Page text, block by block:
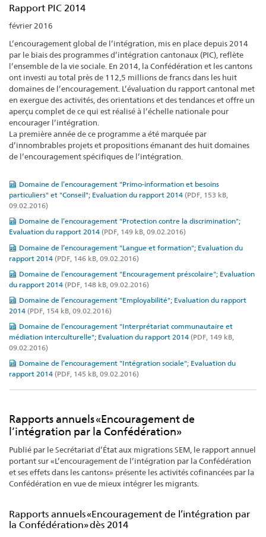
Rapport PIC 2014
février 2016
L’encouragement global de l’intégration, mis en place depuis 2014
par le biais des programmes d’intégration cantonaux (PIC), reflète
l’ensemble de la vie sociale. En 2014, la Confédération et les cantons
ont investi au total près de 112,5 millions de francs dans les huit
domaines de l’encouragement. L’évaluation du rapport cantonal met
en exergue des activités, des orientations et des tendances et offre un
aperçu complet de ce qui est réalisé à l’échelle nationale pour
encourager l’intégration.
La première année de ce programme a été marquée par
d’innombrables projets et propositions émanant des huit domaines
de l’encouragement spécifiques de l’intégration.
Domaine de l’encouragement "Primo-information et besoins
particuliers" et "Conseil"; Evaluation du rapport 2014 (PDF, 153 kB,
09.02.2016)
Domaine de l’encouragement "Protection contre la discrimination";
Evaluation du rapport 2014 (PDF, 149 kB, 09.02.2016)
Domaine de l’encouragement "Langue et formation"; Evaluation du
rapport 2014 (PDF, 146 kB, 09.02.2016)
Domaine de l’encouragement "Encouragement préscolaire"; Evaluation
du rapport 2014 (PDF, 148 kB, 09.02.2016)
Domaine de l’encouragement "Employabilité"; Evaluation du rapport
2014 (PDF, 154 kB, 09.02.2016)
Domaine de l’encouragement "Interprétariat communautaire et
médiation interculturelle"; Evaluation du rapport 2014 (PDF, 149 kB,
09.02.2016)
Domaine de l’encouragement "Intégration sociale"; Evaluation du
rapport 2014 (PDF, 145 kB, 09.02.2016)
Rapports annuels «Encouragement de
l’intégration par la Confédération»
Publié par le Secrétariat d’État aux migrations SEM, le rapport annuel
portant sur «L’encouragement de l’intégration par la Confédération
et ses effets dans les cantons» présente les activités cofinancées par la
Confédération en vue de mieux intégrer les migrants.
Rapports annuels «Encouragement de l’intégration par
la Confédération» dès 2014